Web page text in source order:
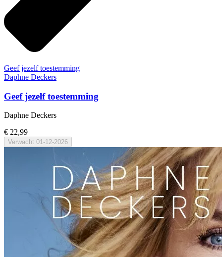
Geef jezelf toestemming
Daphne Deckers
Geef jezelf toestemming
Daphne Deckers
€ 22,99
Verwacht 01-12-2026